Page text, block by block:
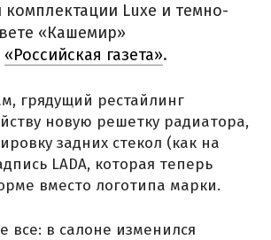
Luxe и темно-
«Кашемир»
«Российская газета».
грядущий рестайлинг
новую решетку радиатора,
задних стекол (как на
LADA, которая теперь
вместо логотипа марки.
все: в салоне изменился